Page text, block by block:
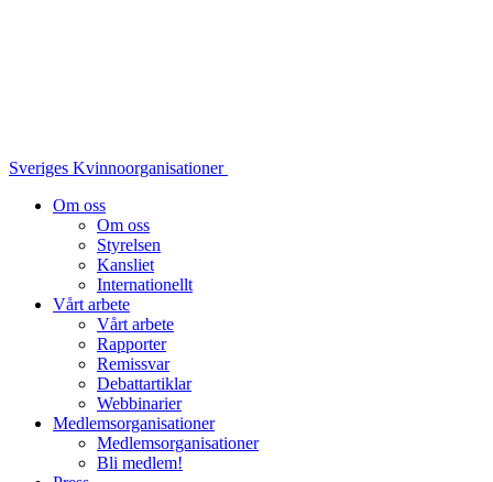
Sveriges Kvinnoorganisationer
Om oss
Om oss
Styrelsen
Kansliet
Internationellt
Vårt arbete
Vårt arbete
Rapporter
Remissvar
Debattartiklar
Webbinarier
Medlemsorganisationer
Medlemsorganisationer
Bli medlem!